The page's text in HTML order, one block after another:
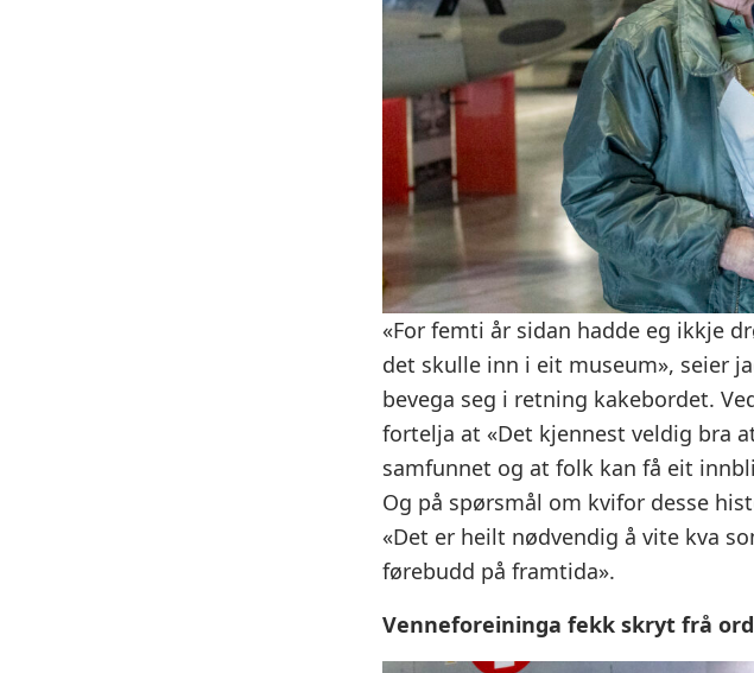
«For femti år sidan hadde eg ikkje
det skulle inn i eit museum», seier
bevega seg i retning kakebordet.
fortelja at «Det kjennest veldig bra
samfunnet og at folk kan få eit
Og på spørsmål om kvifor desse
«Det er heilt nødvendig å vite kva
førebudd på framtida».
Venneforeininga fekk skryt frå